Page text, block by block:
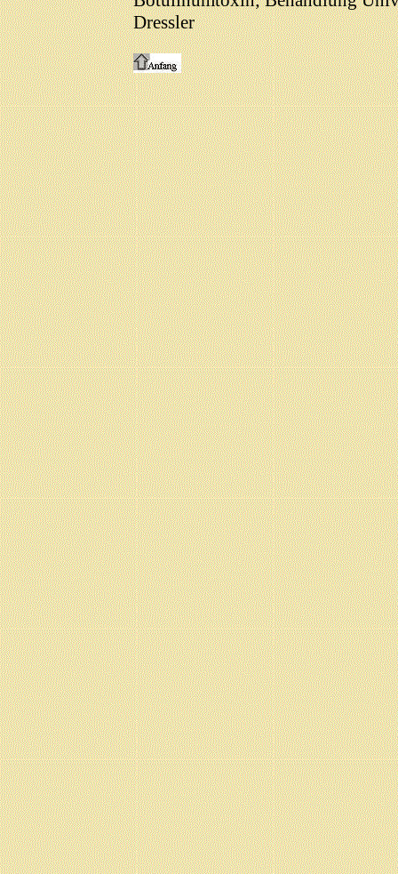
Dressler